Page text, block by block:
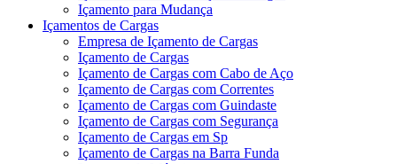
Içamento para Mudança
Içamentos de Cargas
Empresa de Içamento de Cargas
Içamento de Cargas
Içamento de Cargas com Cabo de Aço
Içamento de Cargas com Correntes
Içamento de Cargas com Guindaste
Içamento de Cargas com Segurança
Içamento de Cargas em Sp
Içamento de Cargas na Barra Funda